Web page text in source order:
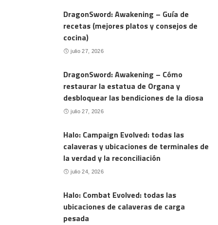
DragonSword: Awakening – Guía de
recetas (mejores platos y consejos de
cocina)
julio 27, 2026
DragonSword: Awakening – Cómo
restaurar la estatua de Organa y
desbloquear las bendiciones de la diosa
julio 27, 2026
Halo: Campaign Evolved: todas las
calaveras y ubicaciones de terminales de
la verdad y la reconciliación
julio 24, 2026
Halo: Combat Evolved: todas las
ubicaciones de calaveras de carga
pesada